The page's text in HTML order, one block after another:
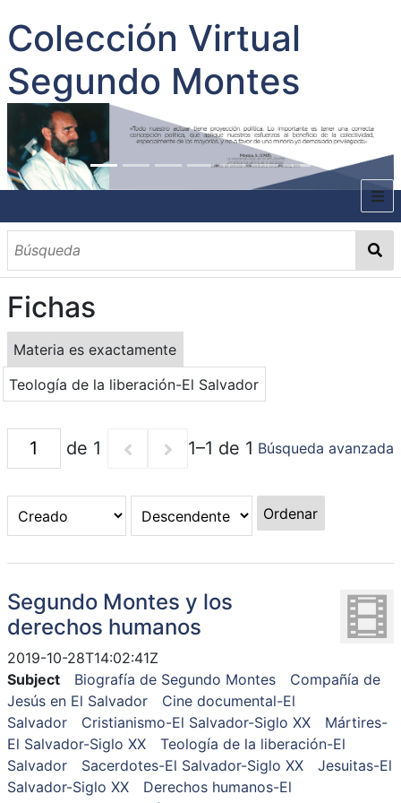
Colección Virtual
Segundo Montes
INICIO
SOBRE EL AUTOR
CONTENIDO
TODOS LOS DOCUMENTOS
CATEGORIAS
OBRAS SOBRE EL AUTOR P. SEGUNDO MONTES
MATERIAS
PALABRAS CLAVES
MULTIMEDIA
GALERÍA
Fichas
Materia es exactamente
Teología de la liberación-El Salvador
de 1 1–1 de 1 Búsqueda avanzada
Ordenar
Segundo Montes y los
derechos humanos
2019-10-28T14:02:41Z
Subject
Biografía de Segundo Montes
Compañía de
Jesús en El Salvador
Cine documental-El
Salvador
Cristianismo-El Salvador-Siglo XX
Mártires-
El Salvador-Siglo XX
Teología de la liberación-El
Salvador
Sacerdotes-El Salvador-Siglo XX
Jesuitas-El
Salvador-Siglo XX
Derechos humanos-El